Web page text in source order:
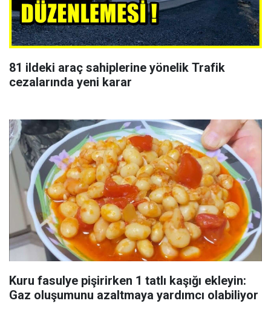
81 ildeki araç sahiplerine yönelik Trafik
cezalarında yeni karar
Kuru fasulye pişirirken 1 tatlı kaşığı ekleyin:
Gaz oluşumunu azaltmaya yardımcı olabiliyor